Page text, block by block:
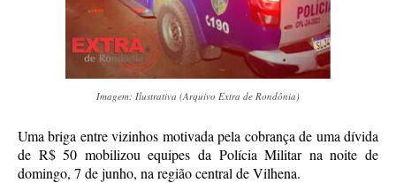
Imagem: Ilustrativa (Arquivo Extra de Rondônia)
Uma briga entre vizinhos motivada pela cobrança de uma dívida
de R$ 50 mobilizou equipes da Polícia Militar na noite de
domingo, 7 de junho, na região central de Vilhena.